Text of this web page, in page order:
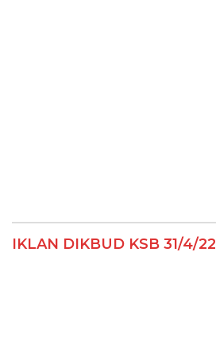
IKLAN DIKBUD KSB 31/4/22